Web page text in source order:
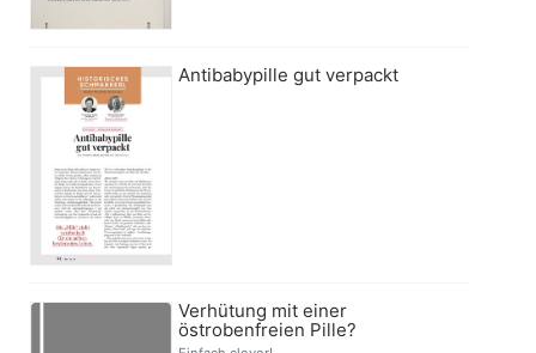
Antibabypille gut verpackt
Verhütung mit einer
östrobenfreien Pille?